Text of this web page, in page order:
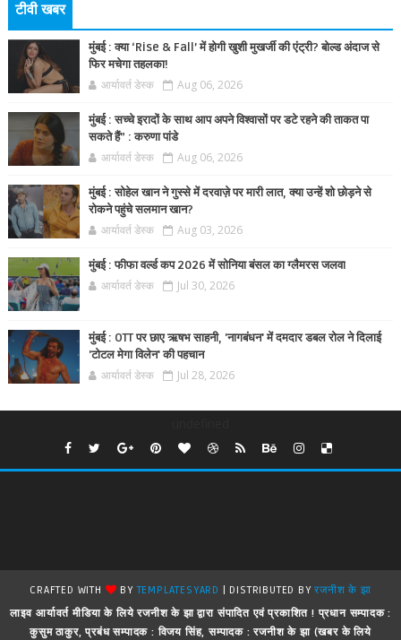
टीवी खबर
मुंबई : क्या ‘Rise & Fall’ में होगी खुशी मुखर्जी की एंट्री? बोल्ड अंदाज से
फिर मचेगा तहलका!
आर्यावर्त डेस्क Aug 06, 2026
मुंबई : सच्चे इरादों के साथ आप अपने विश्वासों पर डटे रहने की ताकत पा
सकते हैं” : करुणा पांडे
आर्यावर्त डेस्क Aug 06, 2026
मुंबई : सोहेल खान ने गुस्से में दरवाज़े पर मारी लात, क्या उन्हें शो छोड़ने से
रोकने पहुंचे सलमान खान?
आर्यावर्त डेस्क Aug 03, 2026
मुंबई : फीफा वर्ल्ड कप 2026 में सोनिया बंसल का ग्लैमरस जलवा
आर्यावर्त डेस्क Jul 30, 2026
मुंबई : OTT पर छाए ऋषभ साहनी, 'नागबंधन' में दमदार डबल रोल ने दिलाई
'टोटल मेगा विलेन' की पहचान
आर्यावर्त डेस्क Jul 28, 2026
CRAFTED WITH BYTEMPLATESYARD | DISTRIBUTED BYरजनीश के झा
लाइव आर्यावर्त मीडिया के लिये रजनीश के झा द्वारा संपादित एवं प्रकाशित ! प्रधान सम्पादक :
कुसुम ठाकुर, प्रबंध सम्पादक : विजय सिंह, सम्पादक : रजनीश के झा (खबर के लिये